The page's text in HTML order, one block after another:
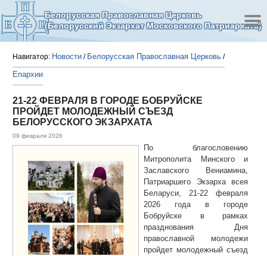
Белорусская Православная Церковь
(Белорусский Экзархат Московского Патриархата)
Навигатор: Новости / Белорусская Православная Церковь /
Епархии
21-22 ФЕВРАЛЯ В ГОРОДЕ БОБРУЙСКЕ
ПРОЙДЕТ МОЛОДЕЖНЫЙ СЪЕЗД
БЕЛОРУССКОГО ЭКЗАРХАТА
09 февраля 2026
По благословению
Митрополита Минского и
Заславского Вениамина,
Патриаршего Экзарха всея
Беларуси, 21-22 февраля
2026 года в городе
Бобруйске в рамках
празднования Дня
православной молодежи
пройдет молодежный съезд